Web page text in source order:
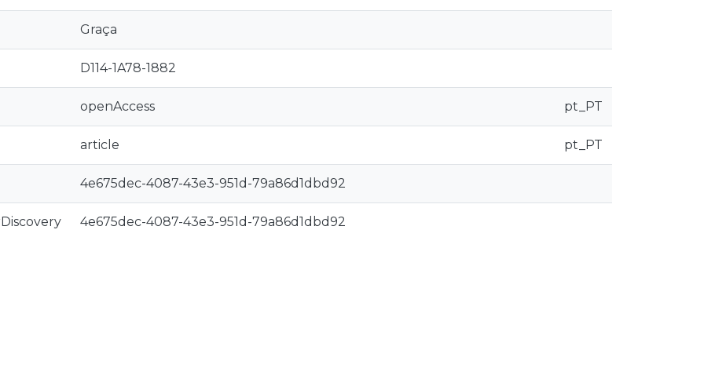
Graça
D114-1A78-1882
openAccess pt_PT
article pt_PT
4e675dec-4087-43e3-951d-79a86d1dbd92
4e675dec-4087-43e3-951d-79a86d1dbd92